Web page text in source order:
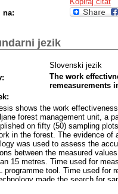
na:
jezik
Slovenski jezik
The work
remeasurements
shows the work
forest management unit, a
on fifty (50) sampling
in the forest. The evidence
was used to assess the
between the measured
15 metres. Time used for
programme tool. Time used for
made the search for